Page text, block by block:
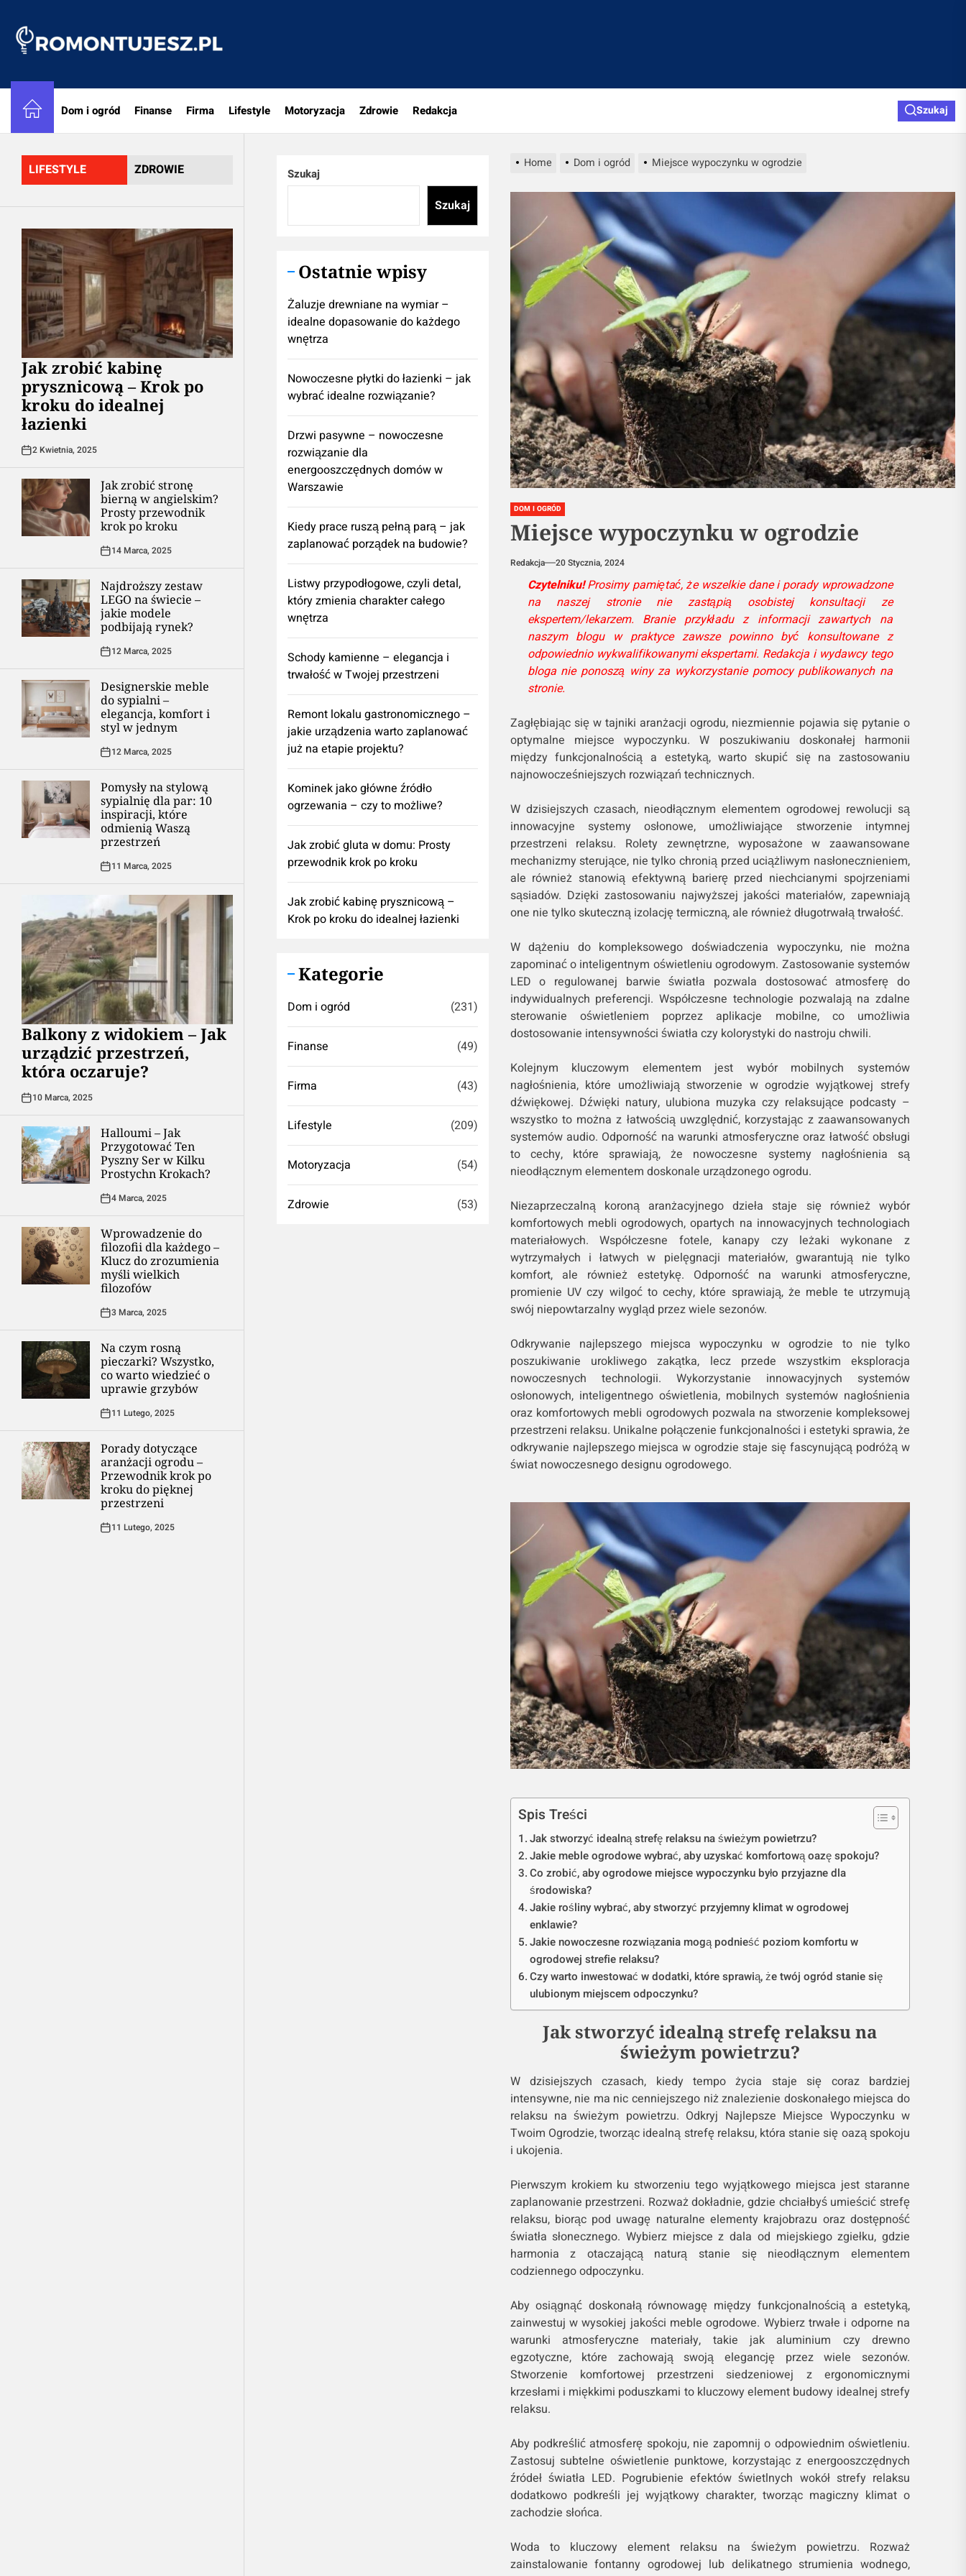
content
Dom i ogród Finanse Firma Lifestyle Motoryzacja Zdrowie Redakcja Szukaj
LIFESTYLE ZDROWIE
Jak zrobić kabinę
prysznicową – Krok po
kroku do idealnej
łazienki
2 Kwietnia, 2025
Jak zrobić stronę
bierną w angielskim?
Prosty przewodnik
krok po kroku
14 Marca, 2025
Najdroższy zestaw
LEGO na świecie –
jakie modele
podbijają rynek?
12 Marca, 2025
Designerskie meble
do sypialni –
elegancja, komfort i
styl w jednym
12 Marca, 2025
Pomysły na stylową
sypialnię dla par: 10
inspiracji, które
odmienią Waszą
przestrzeń
11 Marca, 2025
Balkony z widokiem – Jak
urządzić przestrzeń,
która oczaruje?
10 Marca, 2025
Halloumi – Jak
Przygotować Ten
Pyszny Ser w Kilku
Prostychn Krokach?
4 Marca, 2025
Wprowadzenie do
filozofii dla każdego –
Klucz do zrozumienia
myśli wielkich
filozofów
3 Marca, 2025
Na czym rosną
pieczarki? Wszystko,
co warto wiedzieć o
uprawie grzybów
11 Lutego, 2025
Porady dotyczące
aranżacji ogrodu –
Przewodnik krok po
kroku do pięknej
przestrzeni
11 Lutego, 2025
Home Dom i ogród Miejsce wypoczynku w ogrodzie
DOM I OGRÓD
Miejsce wypoczynku w ogrodzie
Redakcja 20 Stycznia, 2024
Czytelniku!Prosimy pamiętać, że wszelkie dane i porady wprowadzone
na naszej stronie nie zastąpią osobistej konsultacji ze
ekspertem/lekarzem. Branie przykładu z informacji zawartych na
naszym blogu w praktyce zawsze powinno być konsultowane z
odpowiednio wykwalifikowanymi ekspertami. Redakcja i wydawcy tego
bloga nie ponoszą winy za wykorzystanie pomocy publikowanych na
stronie.
Zagłębiając się w tajniki aranżacji ogrodu, niezmiennie pojawia się pytanie o
optymalne miejsce wypoczynku. W poszukiwaniu doskonałej harmonii
między funkcjonalnością a estetyką, warto skupić się na zastosowaniu
najnowocześniejszych rozwiązań technicznych.
W dzisiejszych czasach, nieodłącznym elementem ogrodowej rewolucji są
innowacyjne systemy osłonowe, umożliwiające stworzenie intymnej
przestrzeni relaksu. Rolety zewnętrzne, wyposażone w zaawansowane
mechanizmy sterujące, nie tylko chronią przed uciążliwym nasłonecznieniem,
ale również stanowią efektywną barierę przed niechcianymi spojrzeniami
sąsiadów. Dzięki zastosowaniu najwyższej jakości materiałów, zapewniają
one nie tylko skuteczną izolację termiczną, ale również długotrwałą trwałość.
W dążeniu do kompleksowego doświadczenia wypoczynku, nie można
zapominać o inteligentnym oświetleniu ogrodowym. Zastosowanie systemów
LED o regulowanej barwie światła pozwala dostosować atmosferę do
indywidualnych preferencji. Współczesne technologie pozwalają na zdalne
sterowanie oświetleniem poprzez aplikacje mobilne, co umożliwia
dostosowanie intensywności światła czy kolorystyki do nastroju chwili.
Kolejnym kluczowym elementem jest wybór mobilnych systemów
nagłośnienia, które umożliwiają stworzenie w ogrodzie wyjątkowej strefy
dźwiękowej. Dźwięki natury, ulubiona muzyka czy relaksujące podcasty –
wszystko to można z łatwością uwzględnić, korzystając z zaawansowanych
systemów audio. Odporność na warunki atmosferyczne oraz łatwość obsługi
to cechy, które sprawiają, że nowoczesne systemy nagłośnienia są
nieodłącznym elementem doskonale urządzonego ogrodu.
Niezaprzeczalną koroną aranżacyjnego dzieła staje się również wybór
komfortowych mebli ogrodowych, opartych na innowacyjnych technologiach
materiałowych. Współczesne fotele, kanapy czy leżaki wykonane z
wytrzymałych i łatwych w pielęgnacji materiałów, gwarantują nie tylko
komfort, ale również estetykę. Odporność na warunki atmosferyczne,
promienie UV czy wilgoć to cechy, które sprawiają, że meble te utrzymują
swój niepowtarzalny wygląd przez wiele sezonów.
Odkrywanie najlepszego miejsca wypoczynku w ogrodzie to nie tylko
poszukiwanie urokliwego zakątka, lecz przede wszystkim eksploracja
nowoczesnych technologii. Wykorzystanie innowacyjnych systemów
osłonowych, inteligentnego oświetlenia, mobilnych systemów nagłośnienia
oraz komfortowych mebli ogrodowych pozwala na stworzenie kompleksowej
przestrzeni relaksu. Unikalne połączenie funkcjonalności i estetyki sprawia, że
odkrywanie najlepszego miejsca w ogrodzie staje się fascynującą podróżą w
świat nowoczesnego designu ogrodowego.
Spis Treści
Jak stworzyć idealną strefę relaksu na świeżym powietrzu?
Jakie meble ogrodowe wybrać, aby uzyskać komfortową oazę spokoju?
Co zrobić, aby ogrodowe miejsce wypoczynku było przyjazne dla
środowiska?
Jakie rośliny wybrać, aby stworzyć przyjemny klimat w ogrodowej
enklawie?
Jakie nowoczesne rozwiązania mogą podnieść poziom komfortu w
ogrodowej strefie relaksu?
Czy warto inwestować w dodatki, które sprawią, że twój ogród stanie się
ulubionym miejscem odpoczynku?
Jak stworzyć idealną strefę relaksu na
świeżym powietrzu?
W dzisiejszych czasach, kiedy tempo życia staje się coraz bardziej
intensywne, nie ma nic cenniejszego niż znalezienie doskonałego miejsca do
relaksu na świeżym powietrzu. Odkryj Najlepsze Miejsce Wypoczynku w
Twoim Ogrodzie, tworząc idealną strefę relaksu, która stanie się oazą spokoju
i ukojenia.
Pierwszym krokiem ku stworzeniu tego wyjątkowego miejsca jest staranne
zaplanowanie przestrzeni. Rozważ dokładnie, gdzie chciałbyś umieścić strefę
relaksu, biorąc pod uwagę naturalne elementy krajobrazu oraz dostępność
światła słonecznego. Wybierz miejsce z dala od miejskiego zgiełku, gdzie
harmonia z otaczającą naturą stanie się nieodłącznym elementem
codziennego odpoczynku.
Aby osiągnąć doskonałą równowagę między funkcjonalnością a estetyką,
zainwestuj w wysokiej jakości meble ogrodowe. Wybierz trwałe i odporne na
warunki atmosferyczne materiały, takie jak aluminium czy drewno
egzotyczne, które zachowają swoją elegancję przez wiele sezonów.
Stworzenie komfortowej przestrzeni siedzeniowej z ergonomicznymi
krzesłami i miękkimi poduszkami to kluczowy element budowy idealnej strefy
relaksu.
Aby podkreślić atmosferę spokoju, nie zapomnij o odpowiednim oświetleniu.
Zastosuj subtelne oświetlenie punktowe, korzystając z energooszczędnych
źródeł światła LED. Pogrubienie efektów świetlnych wokół strefy relaksu
dodatkowo podkreśli jej wyjątkowy charakter, tworząc magiczny klimat o
zachodzie słońca.
Woda to kluczowy element relaksu na świeżym powietrzu. Rozważ
zainstalowanie fontanny ogrodowej lub delikatnego strumienia wodnego,
Szukaj
Szukaj
Ostatnie wpisy
Żaluzje drewniane na wymiar –
idealne dopasowanie do każdego
wnętrza
Nowoczesne płytki do łazienki – jak
wybrać idealne rozwiązanie?
Drzwi pasywne – nowoczesne
rozwiązanie dla
energooszczędnych domów w
Warszawie
Kiedy prace ruszą pełną parą – jak
zaplanować porządek na budowie?
Listwy przypodłogowe, czyli detal,
który zmienia charakter całego
wnętrza
Schody kamienne – elegancja i
trwałość w Twojej przestrzeni
​Remont lokalu gastronomicznego –
jakie urządzenia warto zaplanować
już na etapie projektu?
Kominek jako główne źródło
ogrzewania – czy to możliwe?
Jak zrobić gluta w domu: Prosty
przewodnik krok po kroku
Jak zrobić kabinę prysznicową –
Krok po kroku do idealnej łazienki
Kategorie
Dom i ogród (231)
Finanse (49)
Firma (43)
Lifestyle (209)
Motoryzacja (54)
Zdrowie (53)